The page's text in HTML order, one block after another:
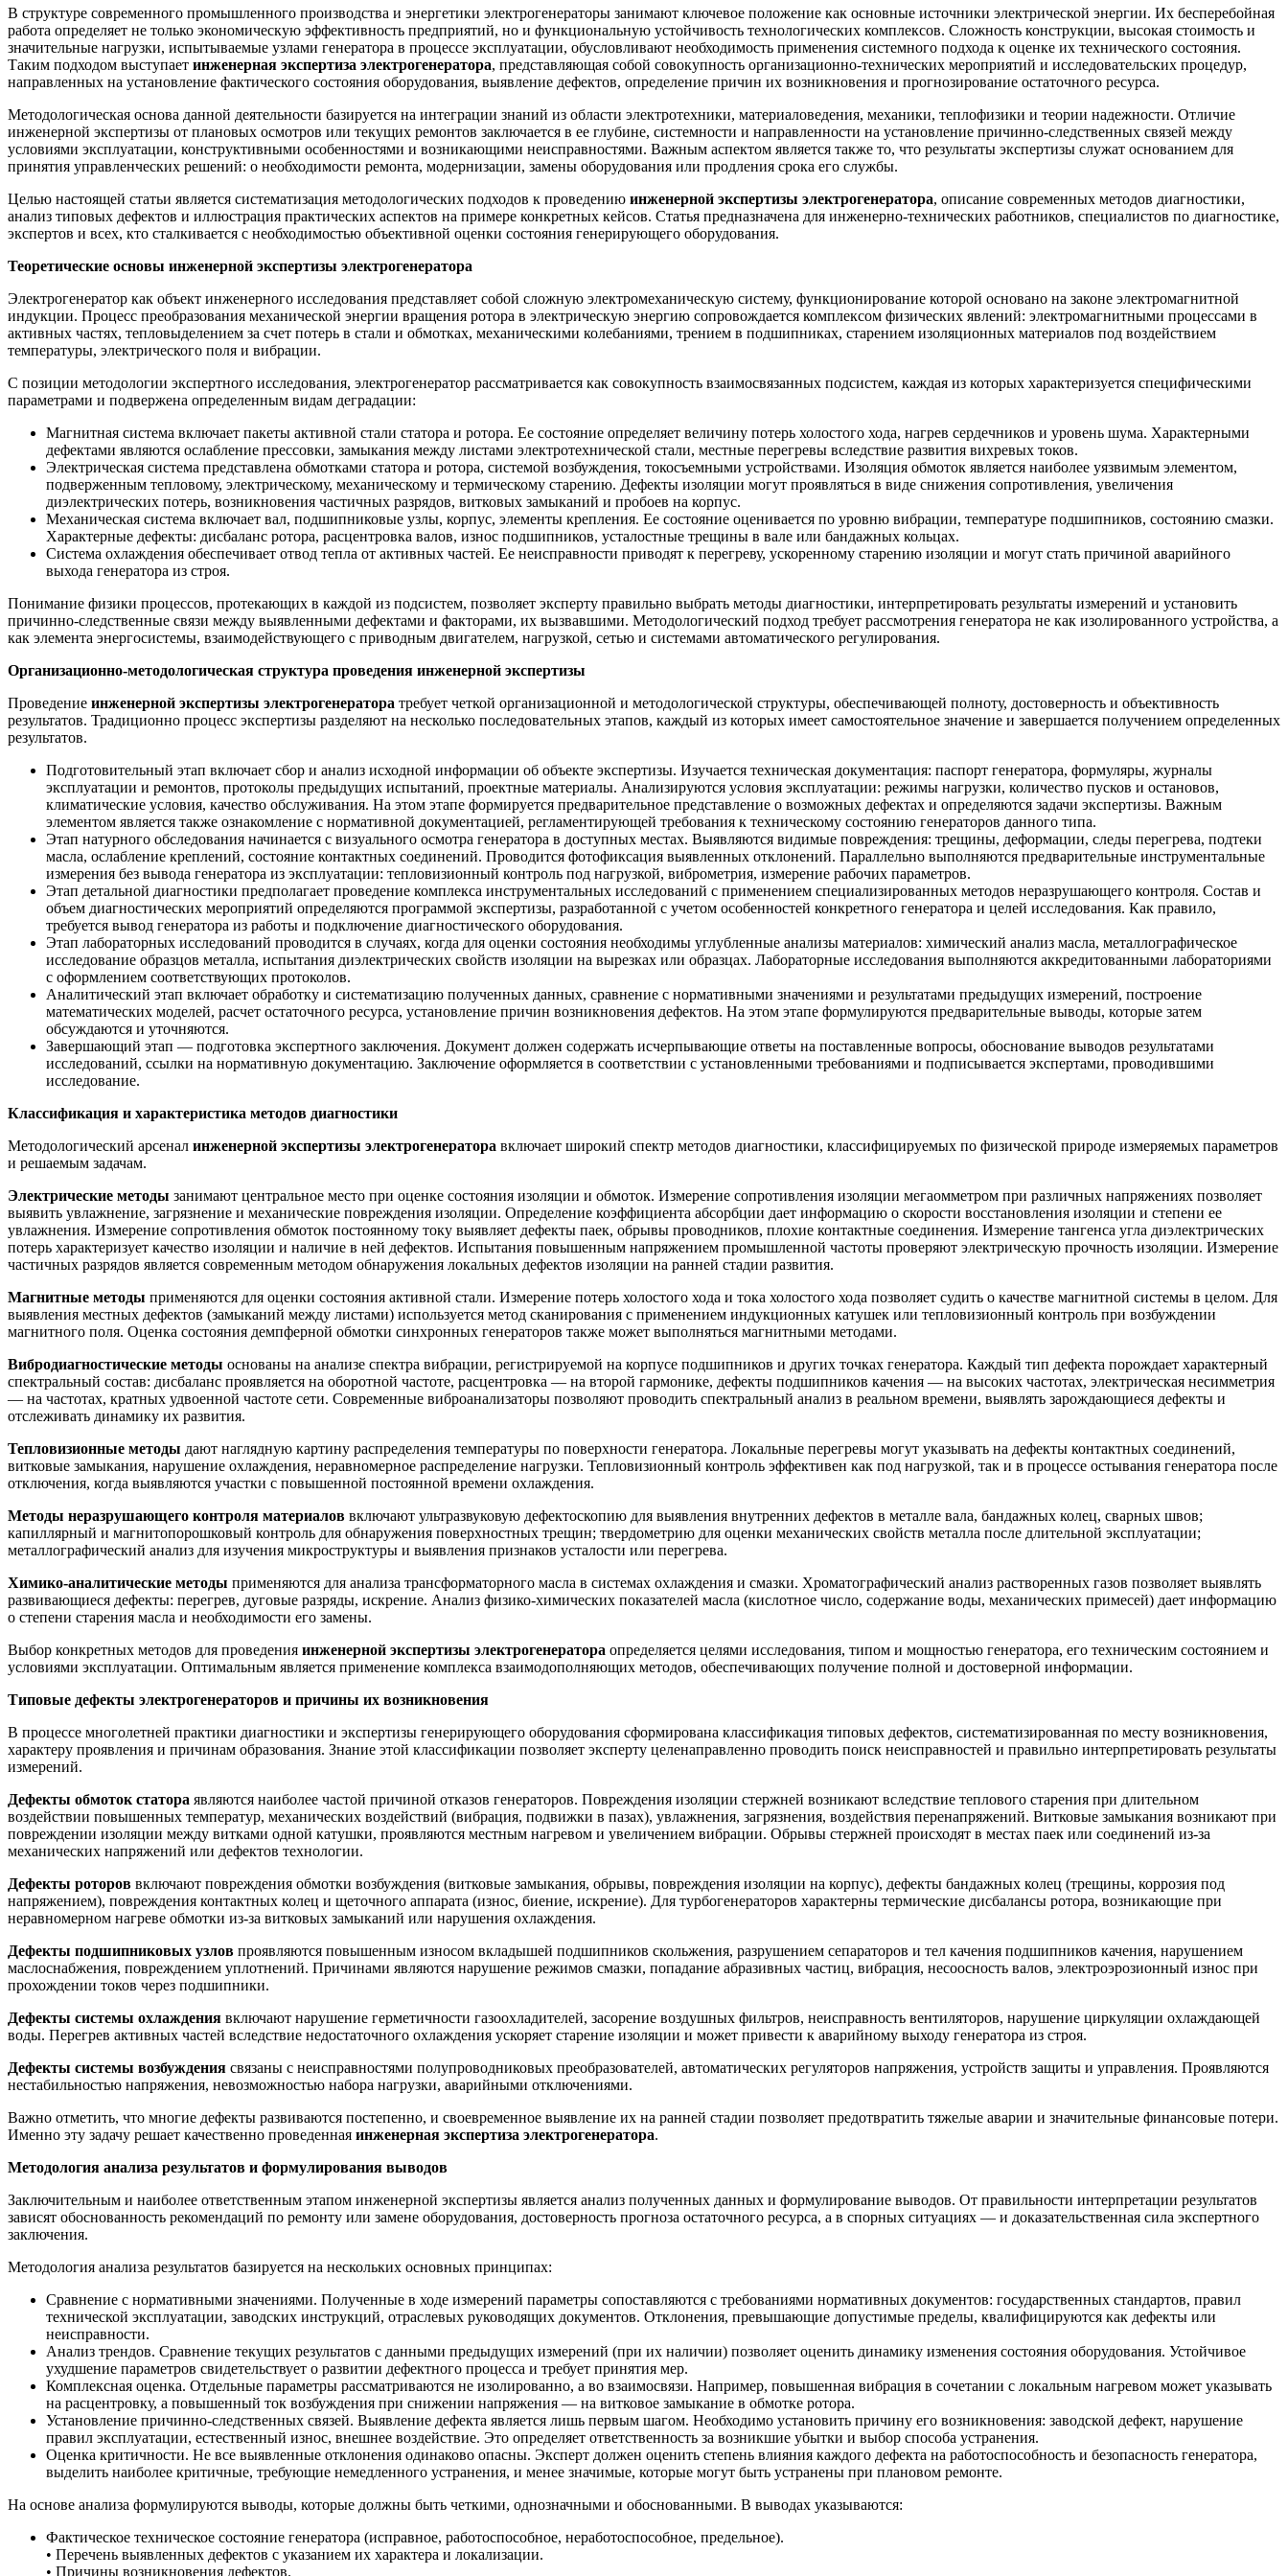
В структуре современного промышленного производства и энергетики электрогенераторы занимают ключевое положение как основные источники электрической энергии. Их бесперебойная
работа определяет не только экономическую эффективность предприятий, но и функциональную устойчивость технологических комплексов. Сложность конструкции, высокая стоимость и
значительные нагрузки, испытываемые узлами генератора в процессе эксплуатации, обусловливают необходимость применения системного подхода к оценке их технического состояния.
Таким подходом выступает инженерная экспертиза электрогенератора, представляющая собой совокупность организационно-технических мероприятий и исследовательских процедур,
направленных на установление фактического состояния оборудования, выявление дефектов, определение причин их возникновения и прогнозирование остаточного ресурса.
Методологическая основа данной деятельности базируется на интеграции знаний из области электротехники, материаловедения, механики, теплофизики и теории надежности. Отличие
инженерной экспертизы от плановых осмотров или текущих ремонтов заключается в ее глубине, системности и направленности на установление причинно-следственных связей между
условиями эксплуатации, конструктивными особенностями и возникающими неисправностями. Важным аспектом является также то, что результаты экспертизы служат основанием для
принятия управленческих решений: о необходимости ремонта, модернизации, замены оборудования или продления срока его службы.
Целью настоящей статьи является систематизация методологических подходов к проведению инженерной экспертизы электрогенератора, описание современных методов диагностики,
анализ типовых дефектов и иллюстрация практических аспектов на примере конкретных кейсов. Статья предназначена для инженерно-технических работников, специалистов по диагностике,
экспертов и всех, кто сталкивается с необходимостью объективной оценки состояния генерирующего оборудования.
Теоретические основы инженерной экспертизы электрогенератора
Электрогенератор как объект инженерного исследования представляет собой сложную электромеханическую систему, функционирование которой основано на законе электромагнитной
индукции. Процесс преобразования механической энергии вращения ротора в электрическую энергию сопровождается комплексом физических явлений: электромагнитными процессами в
активных частях, тепловыделением за счет потерь в стали и обмотках, механическими колебаниями, трением в подшипниках, старением изоляционных материалов под воздействием
температуры, электрического поля и вибрации.
С позиции методологии экспертного исследования, электрогенератор рассматривается как совокупность взаимосвязанных подсистем, каждая из которых характеризуется специфическими
параметрами и подвержена определенным видам деградации:
Магнитная система включает пакеты активной стали статора и ротора. Ее состояние определяет величину потерь холостого хода, нагрев сердечников и уровень шума. Характерными
дефектами являются ослабление прессовки, замыкания между листами электротехнической стали, местные перегревы вследствие развития вихревых токов.
Электрическая система представлена обмотками статора и ротора, системой возбуждения, токосъемными устройствами. Изоляция обмоток является наиболее уязвимым элементом,
подверженным тепловому, электрическому, механическому и термическому старению. Дефекты изоляции могут проявляться в виде снижения сопротивления, увеличения
диэлектрических потерь, возникновения частичных разрядов, витковых замыканий и пробоев на корпус.
Механическая система включает вал, подшипниковые узлы, корпус, элементы крепления. Ее состояние оценивается по уровню вибрации, температуре подшипников, состоянию смазки.
Характерные дефекты: дисбаланс ротора, расцентровка валов, износ подшипников, усталостные трещины в вале или бандажных кольцах.
Система охлаждения обеспечивает отвод тепла от активных частей. Ее неисправности приводят к перегреву, ускоренному старению изоляции и могут стать причиной аварийного
выхода генератора из строя.
Понимание физики процессов, протекающих в каждой из подсистем, позволяет эксперту правильно выбрать методы диагностики, интерпретировать результаты измерений и установить
причинно-следственные связи между выявленными дефектами и факторами, их вызвавшими. Методологический подход требует рассмотрения генератора не как изолированного устройства, а
как элемента энергосистемы, взаимодействующего с приводным двигателем, нагрузкой, сетью и системами автоматического регулирования.
Организационно-методологическая структура проведения инженерной экспертизы
Проведение инженерной экспертизы электрогенератора требует четкой организационной и методологической структуры, обеспечивающей полноту, достоверность и объективность
результатов. Традиционно процесс экспертизы разделяют на несколько последовательных этапов, каждый из которых имеет самостоятельное значение и завершается получением определенных
результатов.
Подготовительный этап включает сбор и анализ исходной информации об объекте экспертизы. Изучается техническая документация: паспорт генератора, формуляры, журналы
эксплуатации и ремонтов, протоколы предыдущих испытаний, проектные материалы. Анализируются условия эксплуатации: режимы нагрузки, количество пусков и остановов,
климатические условия, качество обслуживания. На этом этапе формируется предварительное представление о возможных дефектах и определяются задачи экспертизы. Важным
элементом является также ознакомление с нормативной документацией, регламентирующей требования к техническому состоянию генераторов данного типа.
Этап натурного обследования начинается с визуального осмотра генератора в доступных местах. Выявляются видимые повреждения: трещины, деформации, следы перегрева, подтеки
масла, ослабление креплений, состояние контактных соединений. Проводится фотофиксация выявленных отклонений. Параллельно выполняются предварительные инструментальные
измерения без вывода генератора из эксплуатации: тепловизионный контроль под нагрузкой, виброметрия, измерение рабочих параметров.
Этап детальной диагностики предполагает проведение комплекса инструментальных исследований с применением специализированных методов неразрушающего контроля. Состав и
объем диагностических мероприятий определяются программой экспертизы, разработанной с учетом особенностей конкретного генератора и целей исследования. Как правило,
требуется вывод генератора из работы и подключение диагностического оборудования.
Этап лабораторных исследований проводится в случаях, когда для оценки состояния необходимы углубленные анализы материалов: химический анализ масла, металлографическое
исследование образцов металла, испытания диэлектрических свойств изоляции на вырезках или образцах. Лабораторные исследования выполняются аккредитованными лабораториями
с оформлением соответствующих протоколов.
Аналитический этап включает обработку и систематизацию полученных данных, сравнение с нормативными значениями и результатами предыдущих измерений, построение
математических моделей, расчет остаточного ресурса, установление причин возникновения дефектов. На этом этапе формулируются предварительные выводы, которые затем
обсуждаются и уточняются.
Завершающий этап — подготовка экспертного заключения. Документ должен содержать исчерпывающие ответы на поставленные вопросы, обоснование выводов результатами
исследований, ссылки на нормативную документацию. Заключение оформляется в соответствии с установленными требованиями и подписывается экспертами, проводившими
исследование.
Классификация и характеристика методов диагностики
Методологический арсенал инженерной экспертизы электрогенератора включает широкий спектр методов диагностики, классифицируемых по физической природе измеряемых параметров
и решаемым задачам.
Электрические методы занимают центральное место при оценке состояния изоляции и обмоток. Измерение сопротивления изоляции мегаомметром при различных напряжениях позволяет
выявить увлажнение, загрязнение и механические повреждения изоляции. Определение коэффициента абсорбции дает информацию о скорости восстановления изоляции и степени ее
увлажнения. Измерение сопротивления обмоток постоянному току выявляет дефекты паек, обрывы проводников, плохие контактные соединения. Измерение тангенса угла диэлектрических
потерь характеризует качество изоляции и наличие в ней дефектов. Испытания повышенным напряжением промышленной частоты проверяют электрическую прочность изоляции. Измерение
частичных разрядов является современным методом обнаружения локальных дефектов изоляции на ранней стадии развития.
Магнитные методы применяются для оценки состояния активной стали. Измерение потерь холостого хода и тока холостого хода позволяет судить о качестве магнитной системы в целом. Для
выявления местных дефектов (замыканий между листами) используется метод сканирования с применением индукционных катушек или тепловизионный контроль при возбуждении
магнитного поля. Оценка состояния демпферной обмотки синхронных генераторов также может выполняться магнитными методами.
Вибродиагностические методы основаны на анализе спектра вибрации, регистрируемой на корпусе подшипников и других точках генератора. Каждый тип дефекта порождает характерный
спектральный состав: дисбаланс проявляется на оборотной частоте, расцентровка — на второй гармонике, дефекты подшипников качения — на высоких частотах, электрическая несимметрия
— на частотах, кратных удвоенной частоте сети. Современные виброанализаторы позволяют проводить спектральный анализ в реальном времени, выявлять зарождающиеся дефекты и
отслеживать динамику их развития.
Тепловизионные методы дают наглядную картину распределения температуры по поверхности генератора. Локальные перегревы могут указывать на дефекты контактных соединений,
витковые замыкания, нарушение охлаждения, неравномерное распределение нагрузки. Тепловизионный контроль эффективен как под нагрузкой, так и в процессе остывания генератора после
отключения, когда выявляются участки с повышенной постоянной времени охлаждения.
Методы неразрушающего контроля материалов включают ультразвуковую дефектоскопию для выявления внутренних дефектов в металле вала, бандажных колец, сварных швов;
капиллярный и магнитопорошковый контроль для обнаружения поверхностных трещин; твердометрию для оценки механических свойств металла после длительной эксплуатации;
металлографический анализ для изучения микроструктуры и выявления признаков усталости или перегрева.
Химико-аналитические методы применяются для анализа трансформаторного масла в системах охлаждения и смазки. Хроматографический анализ растворенных газов позволяет выявлять
развивающиеся дефекты: перегрев, дуговые разряды, искрение. Анализ физико-химических показателей масла (кислотное число, содержание воды, механических примесей) дает информацию
о степени старения масла и необходимости его замены.
Выбор конкретных методов для проведения инженерной экспертизы электрогенератора определяется целями исследования, типом и мощностью генератора, его техническим состоянием и
условиями эксплуатации. Оптимальным является применение комплекса взаимодополняющих методов, обеспечивающих получение полной и достоверной информации.
Типовые дефекты электрогенераторов и причины их возникновения
В процессе многолетней практики диагностики и экспертизы генерирующего оборудования сформирована классификация типовых дефектов, систематизированная по месту возникновения,
характеру проявления и причинам образования. Знание этой классификации позволяет эксперту целенаправленно проводить поиск неисправностей и правильно интерпретировать результаты
измерений.
Дефекты обмоток статора являются наиболее частой причиной отказов генераторов. Повреждения изоляции стержней возникают вследствие теплового старения при длительном
воздействии повышенных температур, механических воздействий (вибрация, подвижки в пазах), увлажнения, загрязнения, воздействия перенапряжений. Витковые замыкания возникают при
повреждении изоляции между витками одной катушки, проявляются местным нагревом и увеличением вибрации. Обрывы стержней происходят в местах паек или соединений из-за
механических напряжений или дефектов технологии.
Дефекты роторов включают повреждения обмотки возбуждения (витковые замыкания, обрывы, повреждения изоляции на корпус), дефекты бандажных колец (трещины, коррозия под
напряжением), повреждения контактных колец и щеточного аппарата (износ, биение, искрение). Для турбогенераторов характерны термические дисбалансы ротора, возникающие при
неравномерном нагреве обмотки из-за витковых замыканий или нарушения охлаждения.
Дефекты подшипниковых узлов проявляются повышенным износом вкладышей подшипников скольжения, разрушением сепараторов и тел качения подшипников качения, нарушением
маслоснабжения, повреждением уплотнений. Причинами являются нарушение режимов смазки, попадание абразивных частиц, вибрация, несоосность валов, электроэрозионный износ при
прохождении токов через подшипники.
Дефекты системы охлаждения включают нарушение герметичности газоохладителей, засорение воздушных фильтров, неисправность вентиляторов, нарушение циркуляции охлаждающей
воды. Перегрев активных частей вследствие недостаточного охлаждения ускоряет старение изоляции и может привести к аварийному выходу генератора из строя.
Дефекты системы возбуждения связаны с неисправностями полупроводниковых преобразователей, автоматических регуляторов напряжения, устройств защиты и управления. Проявляются
нестабильностью напряжения, невозможностью набора нагрузки, аварийными отключениями.
Важно отметить, что многие дефекты развиваются постепенно, и своевременное выявление их на ранней стадии позволяет предотвратить тяжелые аварии и значительные финансовые потери.
Именно эту задачу решает качественно проведенная инженерная экспертиза электрогенератора.
Методология анализа результатов и формулирования выводов
Заключительным и наиболее ответственным этапом инженерной экспертизы является анализ полученных данных и формулирование выводов. От правильности интерпретации результатов
зависят обоснованность рекомендаций по ремонту или замене оборудования, достоверность прогноза остаточного ресурса, а в спорных ситуациях — и доказательственная сила экспертного
заключения.
Методология анализа результатов базируется на нескольких основных принципах:
Сравнение с нормативными значениями. Полученные в ходе измерений параметры сопоставляются с требованиями нормативных документов: государственных стандартов, правил
технической эксплуатации, заводских инструкций, отраслевых руководящих документов. Отклонения, превышающие допустимые пределы, квалифицируются как дефекты или
неисправности.
Анализ трендов. Сравнение текущих результатов с данными предыдущих измерений (при их наличии) позволяет оценить динамику изменения состояния оборудования. Устойчивое
ухудшение параметров свидетельствует о развитии дефектного процесса и требует принятия мер.
Комплексная оценка. Отдельные параметры рассматриваются не изолированно, а во взаимосвязи. Например, повышенная вибрация в сочетании с локальным нагревом может указывать
на расцентровку, а повышенный ток возбуждения при снижении напряжения — на витковое замыкание в обмотке ротора.
Установление причинно-следственных связей. Выявление дефекта является лишь первым шагом. Необходимо установить причину его возникновения: заводской дефект, нарушение
правил эксплуатации, естественный износ, внешнее воздействие. Это определяет ответственность за возникшие убытки и выбор способа устранения.
Оценка критичности. Не все выявленные отклонения одинаково опасны. Эксперт должен оценить степень влияния каждого дефекта на работоспособность и безопасность генератора,
выделить наиболее критичные, требующие немедленного устранения, и менее значимые, которые могут быть устранены при плановом ремонте.
На основе анализа формулируются выводы, которые должны быть четкими, однозначными и обоснованными. В выводах указываются:
Фактическое техническое состояние генератора (исправное, работоспособное, неработоспособное, предельное).
• Перечень выявленных дефектов с указанием их характера и локализации.
• Причины возникновения дефектов.